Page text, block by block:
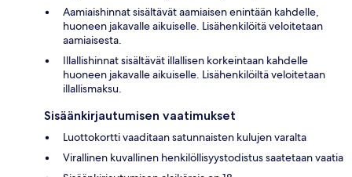
Aamiaishinnat sisältävät aamiaisen enintään kahdelle,
huoneen jakavalle aikuiselle. Lisähenkilöitä veloitetaan
aamiaisesta.
Illallishinnat sisältävät illallisen korkeintaan kahdelle
huoneen jakavalle aikuiselle. Lisähenkilöiltä veloitetaan
illallismaksu.
Sisäänkirjautumisen vaatimukset
Luottokortti vaaditaan satunnaisten kulujen varalta
Virallinen kuvallinen henkilöllisyystodistus saatetaan vaatia